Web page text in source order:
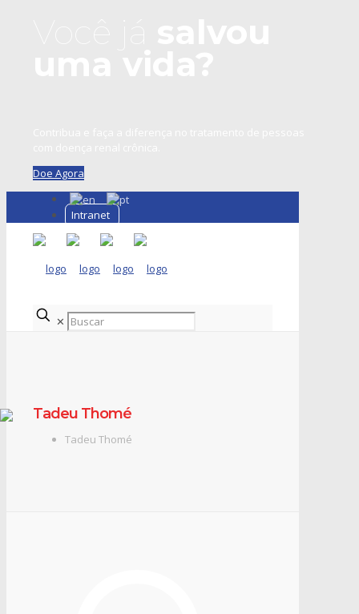
Doe Agora
Intranet
✕
Tadeu Thomé
Tadeu Thomé